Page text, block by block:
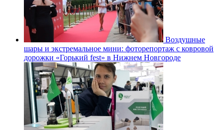
Воздушные
шары и экстремальное мини: фоторепортаж с ковровой
дорожки «Горький fest» в Нижнем Новгороде